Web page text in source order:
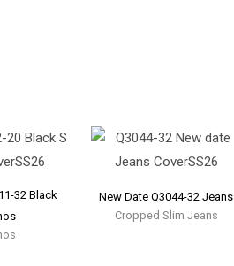
32 Black
New Date Q3044-32 Jeans
Cropped Slim Jeans